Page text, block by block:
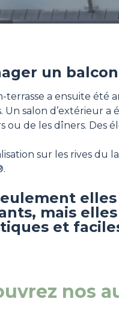
un
terrasse a ensuite été
Un salon d’extérieur a
ou de les dîners. Des
sur les rives du
mais
et
nos